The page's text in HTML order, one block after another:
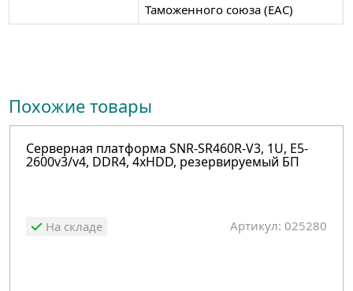
Таможенного союза (EAC)
Похожие товары
Серверная платформа SNR-SR460R-V3, 1U, E5-
2600v3/v4, DDR4, 4xHDD, резервируемый БП
На складе Артикул: 025280